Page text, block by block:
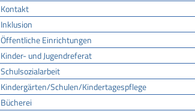
Kontakt
Inklusion
Öffentliche Einrichtungen
Kinder- und Jugendreferat
Schulsozialarbeit
Kindergärten/Schulen/Kindertagespflege
Bücherei